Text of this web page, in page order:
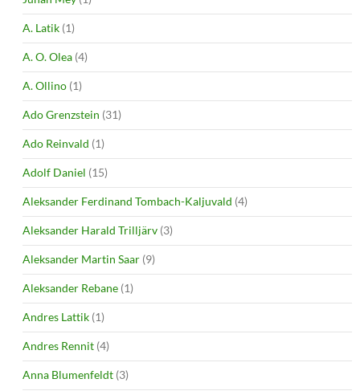
A. Latik (1)
A. O. Olea (4)
A. Ollino (1)
Ado Grenzstein (31)
Ado Reinvald (1)
Adolf Daniel (15)
Aleksander Ferdinand Tombach-Kaljuvald (4)
Aleksander Harald Trilljärv (3)
Aleksander Martin Saar (9)
Aleksander Rebane (1)
Andres Lattik (1)
Andres Rennit (4)
Anna Blumenfeldt (3)